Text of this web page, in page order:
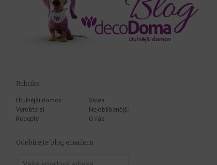
Rubriky
Útulnější domov
Vyrobte si
Recepty
Videa
Nejoblíbenější
O nás
Odebírejte blog emailem